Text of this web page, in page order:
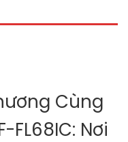
Cùng
FL68IC: Nơi